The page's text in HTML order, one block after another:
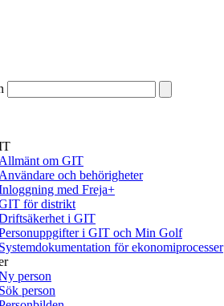
Allmänt om GIT
Användare och behörigheter
med Freja+
för distrikt
i GIT
i GIT och Min Golf
Systemdokumentation för ekonomiprocesser
person
Sök person